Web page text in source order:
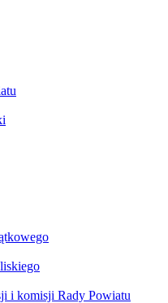
i komisji Rady Powiatu